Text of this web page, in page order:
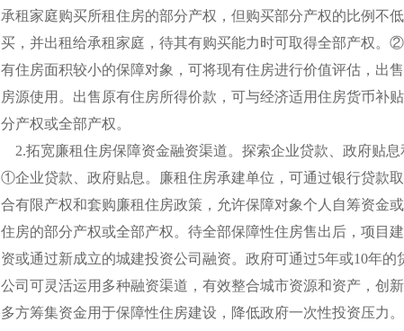
承租家庭购买所租住房的部分产权，但购买部分产权的比例不
买，并出租给承租家庭，待其有购买能力时可取得全部产权。
有住房面积较小的保障对象，可将现有住房进行价值评估，出
房源使用。出售原有住房所得价款，可与经济适用住房货币补
分产权或全部产权。
2.拓宽廉租住房保障资金融资渠道。探索企业贷款、政府贴息
①企业贷款、政府贴息。廉租住房承建单位，可通过银行贷款
合有限产权和套购廉租住房政策，允许保障对象个人自筹资金
住房的部分产权或全部产权。待全部保障性住房售出后，项目
资或通过新成立的城建投资公司融资。政府可通过5年或10年
公司可灵活运用多种融资渠道，有效整合城市资源和资产，创
多方筹集资金用于保障性住房建设，降低政府一次性投资压力